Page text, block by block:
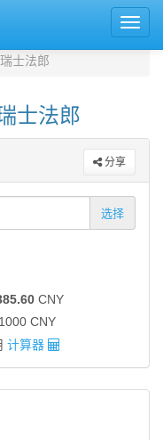
瑞士法郎
士法郎
分享
选择
CNY
CNY
计算器